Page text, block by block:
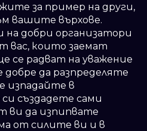
за пример на други,
вашите върхове.
на добри организатори
вас, които заемат
се радват на уважение
да разпределяте
изпадайте в
създадете сами
ви да изпипвате
от силите ви и в